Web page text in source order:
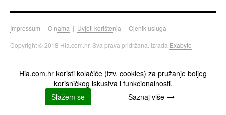
Impressum | O nama | Uvjeti korištenja | Cjenik usluga
Copyright © 2018 Hia.com.hr. Sva prava pridržana. Izrada Exabyte
Hia.com.hr koristi kolačiće (tzv. cookies) za pružanje boljeg
korisničkog iskustva i funkcionalnosti.
Slažem se
Saznaj više